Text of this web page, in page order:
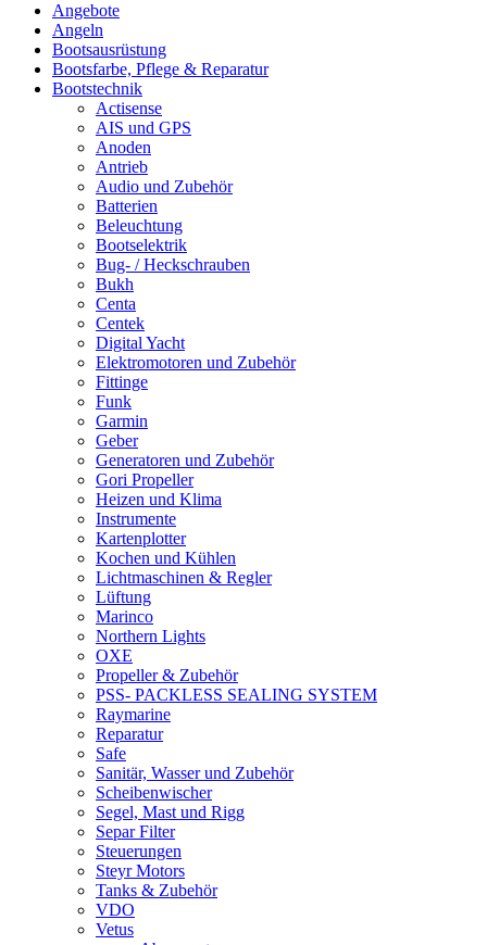
Angebote
Angeln
Bootsausrüstung
Bootsfarbe, Pflege & Reparatur
Bootstechnik
Actisense
AIS und GPS
Anoden
Antrieb
Audio und Zubehör
Batterien
Beleuchtung
Bootselektrik
Bug- / Heckschrauben
Bukh
Centa
Centek
Digital Yacht
Elektromotoren und Zubehör
Fittinge
Funk
Garmin
Geber
Generatoren und Zubehör
Gori Propeller
Heizen und Klima
Instrumente
Kartenplotter
Kochen und Kühlen
Lichtmaschinen & Regler
Lüftung
Marinco
Northern Lights
OXE
Propeller & Zubehör
PSS- PACKLESS SEALING SYSTEM
Raymarine
Reparatur
Safe
Sanitär, Wasser und Zubehör
Scheibenwischer
Segel, Mast und Rigg
Separ Filter
Steuerungen
Steyr Motors
Tanks & Zubehör
VDO
Vetus